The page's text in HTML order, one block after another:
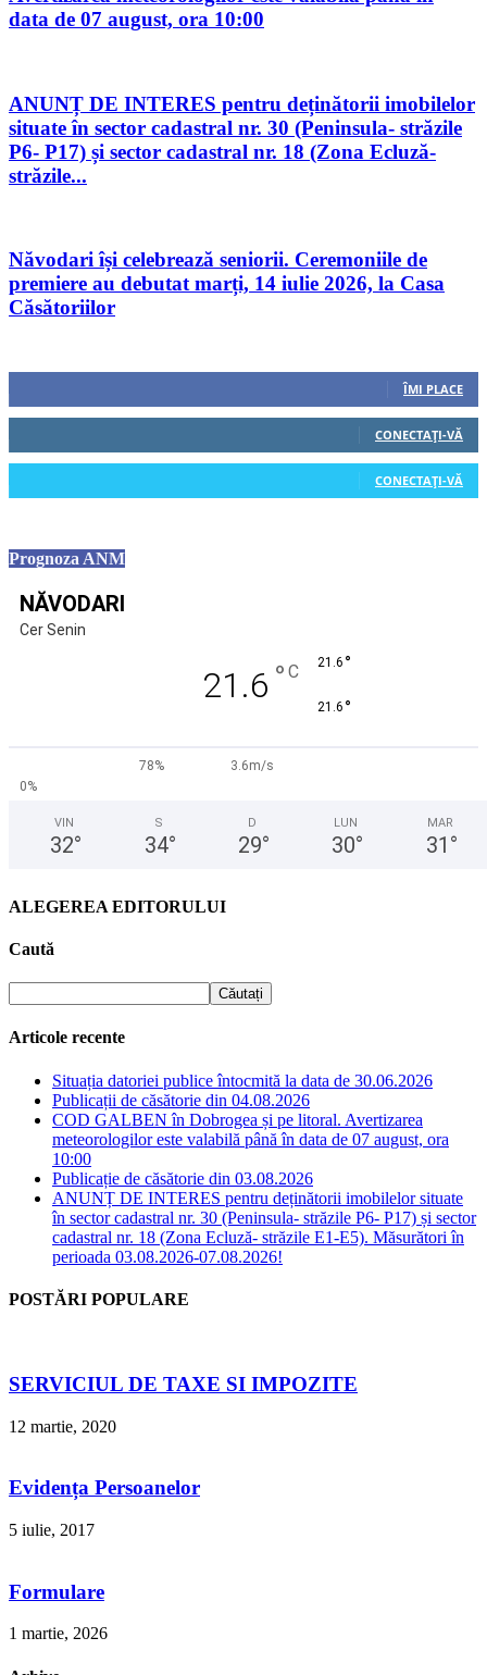
data de 07 august, ora 10:00
ANUNȚ DE INTERES pentru deținătorii imobilelor
situate în sector cadastral nr. 30 (Peninsula- străzile
P6- P17) și sector cadastral nr. 18 (Zona Ecluză-
străzile...
Năvodari își celebrează seniorii. Ceremoniile de
premiere au debutat marți, 14 iulie 2026, la Casa
Căsătoriilor
ÎMI PLACE
CONECTAȚI-VĂ
CONECTAȚI-VĂ
Prognoza ANM
NĂVODARI
Cer Senin
21.6 ° C 21.6 °
21.6 °
78%
3.6m/s
0%
VIN
32°
S
34°
D
29°
LUN
30°
MAR
31 °
ALEGEREA EDITORULUI
Caută
Articole recente
Situația datoriei publice întocmită la data de 30.06.2026
Publicații de căsătorie din 04.08.2026
COD GALBEN în Dobrogea și pe litoral. Avertizarea
meteorologilor este valabilă până în data de 07 august, ora
10:00
Publicație de căsătorie din 03.08.2026
ANUNȚ DE INTERES pentru deținătorii imobilelor situate
în sector cadastral nr. 30 (Peninsula- străzile P6- P17) și sector
cadastral nr. 18 (Zona Ecluză- străzile E1-E5). Măsurători în
perioada 03.08.2026-07.08.2026!
POSTĂRI POPULARE
SERVICIUL DE TAXE SI IMPOZITE
12 martie, 2020
Evidența Persoanelor
5 iulie, 2017
Formulare
1 martie, 2026